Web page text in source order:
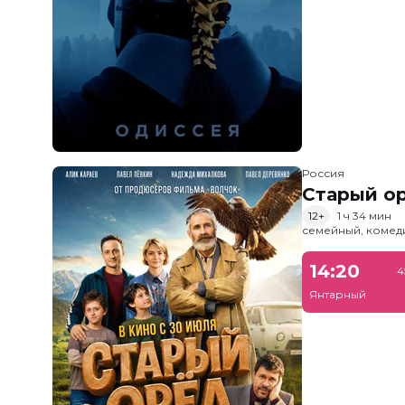
Россия
Старый
12+
1 ч 34 мин
семейный,
14:20
Янтарный